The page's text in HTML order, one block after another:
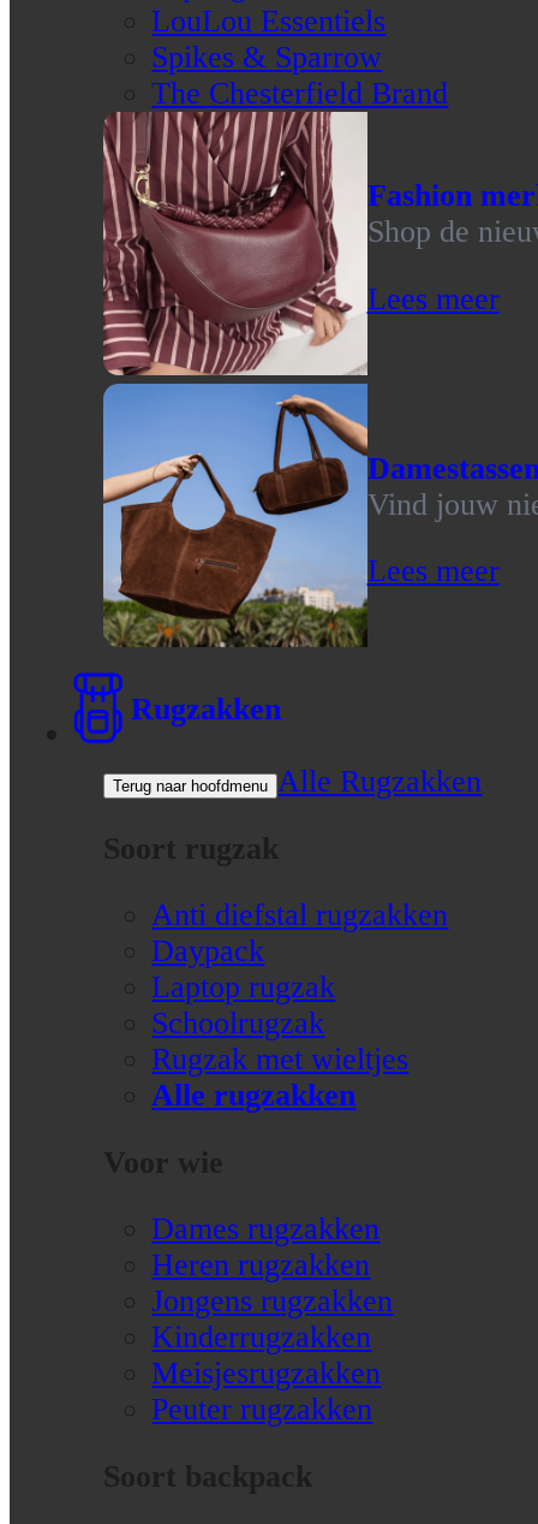
LouLou Essentiels
Spikes & Sparrow
The Chesterfield Brand
Fashion
Shop de
Lees meer
Vind jouw
Lees meer
Rugzakken
Terug naar hoofdmenu Alle Rugzakken
Soort rugzak
Anti diefstal rugzakken
Daypack
Laptop rugzak
Schoolrugzak
Rugzak met wieltjes
Alle rugzakken
Voor wie
Dames rugzakken
Heren rugzakken
Jongens rugzakken
Kinderrugzakken
Meisjesrugzakken
Peuter rugzakken
Soort backpack